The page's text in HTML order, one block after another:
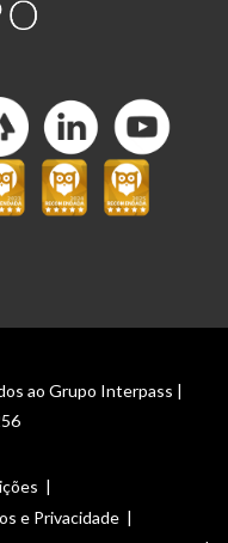
ao Grupo Interpass |
|
e Privacidade |